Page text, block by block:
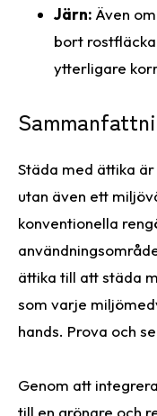
Järn:Även
bort
ytterligare
Städa med ättika
utan även ett
konventionella
ättika till att städa
som varje
hands. Prova och
Genom att
till en grönare och